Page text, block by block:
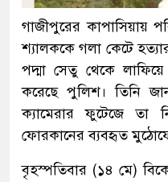
গাজীপুরের কাপাসিয়ায়
শ্যালককে গলা কেটে
পদ্মা সেতু থেকে
করেছে পুলিশ। তিনি
ক্যামেরার ফুটেজে তা
ফোরকানের ব্যবহৃত
বৃহস্পতিবার (১৪ মে)